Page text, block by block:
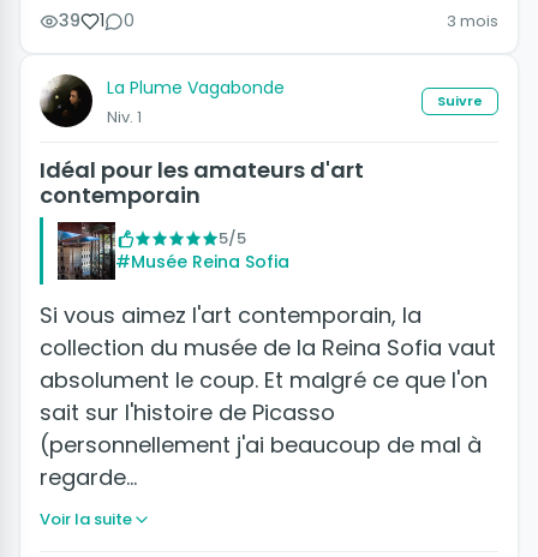
39 1 0 3 mois
La Plume Vagabonde
Niv. 1
Suivre
Idéal pour les amateurs d'art
contemporain
5/5
#Musée Reina Sofia
Si vous aimez l'art contemporain, la
collection du musée de la Reina Sofia vaut
absolument le coup. Et malgré ce que l'on
sait sur l'histoire de Picasso
(personnellement j'ai beaucoup de mal à
regarde…
Voir la suite